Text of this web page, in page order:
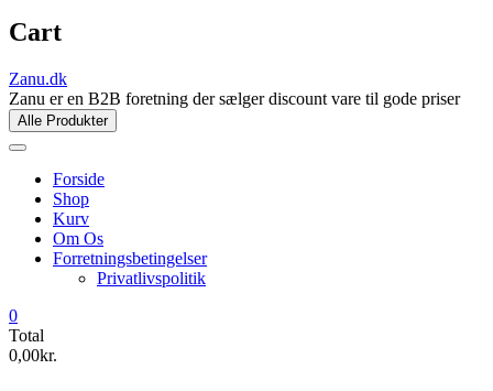
Cart
Zanu.dk
Zanu er en B2B foretning der sælger discount vare til gode priser
Alle Produkter
Forside
Shop
Kurv
Om Os
Forretningsbetingelser
Privatlivspolitik
0
Total
0,00kr.